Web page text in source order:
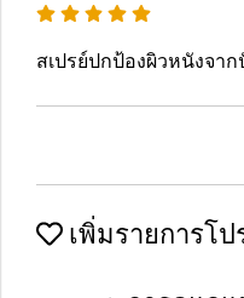
สเปรย์ปกป้องผิวหนังจาก
เพิ่มรายการโป